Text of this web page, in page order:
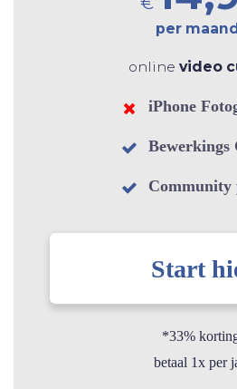
per
online video
iPhone
Bewerkings
Community
Start
*33%
betaal 1x per